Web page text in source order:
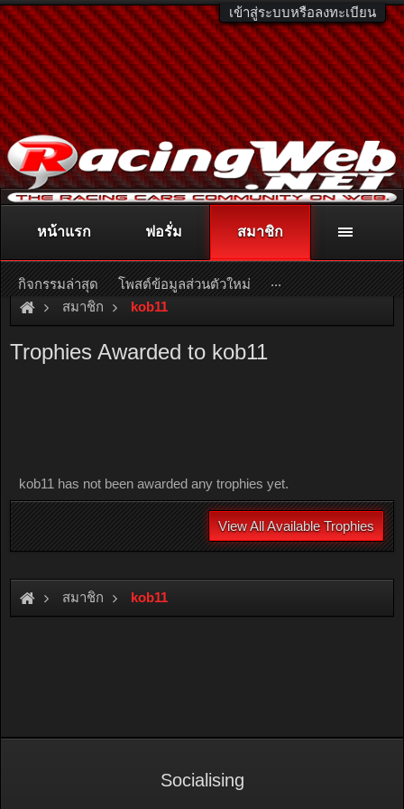
เข้าสู่ระบบหรือลงทะเบียน
ติดต่อลงโฆษณา racingweb@gmail.comหรือโทร. 081-811-1138
หรืออ่านรายละเอียดเพิ่มเติม คลิกที่นี่
สมาชิก kob11
Trophies Awarded to kob11
kob11 has not been awarded any trophies yet.
View All Available Trophies
สมาชิก kob11
หน้าแรก ฟอรั่ม สมาชิก
กิจกรรมล่าสุด โพสต์ข้อมูลส่วนตัวใหม่ ...
Socialising